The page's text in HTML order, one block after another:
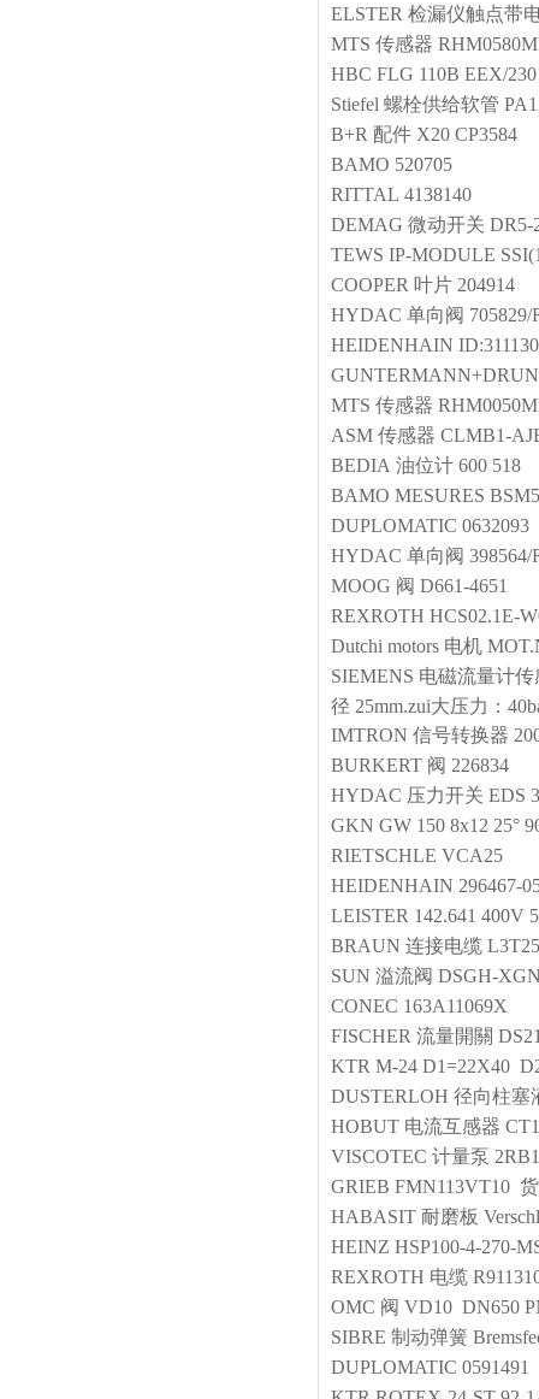
ELSTER 检漏仪触点带
MTS 传感器
HBC FLG 110B EEX/
Stiefel 螺栓供给软管
B+R 配件 X20 CP3584
BAMO 520705
RITTAL 4138140
DEMAG 微动开关 DR5-
TEWS IP-MODULE
COOPER 叶片 204914
HYDAC 单向阀
HEIDENHAIN
MTS 传感器
ASM 传感器 CLMB1-
BEDIA 油位计 600 518
BAMO MESURES
DUPLOMATIC 0632093
HYDAC 单向阀 398564/
MOOG 阀 D661-4651
REXROTH HCS02.1E-
Dutchi motors 电机
SIEMENS 电磁流量计传
径 25mm.zui大压力：
IMTRON 信号转换器
BURKERT 阀 226834
HYDAC 压力开关 EDS
GKN GW 150 8x12 25°
RIETSCHLE VCA25
HEIDENHAIN 296467-
LEISTER 142.641 400V
BRAUN 连接电缆
SUN 溢流阀 DSGH-
CONEC 163A11069X
FISCHER 流量開關
KTR M-24 D1=22X40
DUSTERLOH 径向柱塞
HOBUT 电流互感器
VISCOTEC 计量泵
GRIEB FMN113VT10
HABASIT 耐磨板
HEINZ HSP100-4-270-
REXROTH 电缆
OMC 阀 VD10 DN650
SIBRE 制动弹簧
DUPLOMATIC 0591491